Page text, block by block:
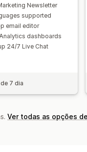
B API e webhooks
Newsletter
supported
email editor
dashboards
24/7 Live Chat
7 dia
Ver todas as opções